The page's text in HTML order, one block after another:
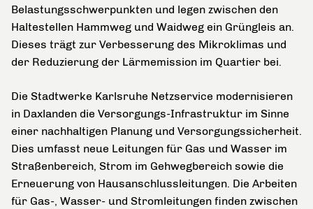
Belastungsschwerpunkten und legen zwischen den
Haltestellen Hammweg und Waidweg ein Grüngleis an.
Dieses trägt zur Verbesserung des Mikroklimas und
der Reduzierung der Lärmemission im Quartier bei.
Die Stadtwerke Karlsruhe Netzservice modernisieren
in Daxlanden die Versorgungs-Infrastruktur im Sinne
einer nachhaltigen Planung und Versorgungssicherheit.
Dies umfasst neue Leitungen für Gas und Wasser im
Straßenbereich, Strom im Gehwegbereich sowie die
Erneuerung von Hausanschlussleitungen. Die Arbeiten
für Gas-, Wasser- und Stromleitungen finden zwischen